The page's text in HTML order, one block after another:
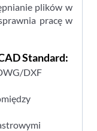
plików w
pracę w
Standard:
DXF